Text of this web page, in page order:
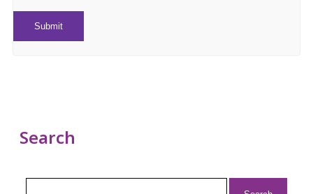
Search